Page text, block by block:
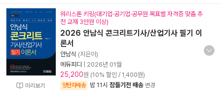
미리보기
워리스톤 키링(대기업·공기업·공무원 목표별 자격증 맞춤 추
천 교재 3만원 이상)
2026 안남식 콘크리트기사/산업기사 필기 이
론서
안남식 (지은이)
에듀피디
2026년 01월
25,200원 (10% 할인 / 1,400원)
양탄자배송 밤 11시 잠들기전 배송 변경